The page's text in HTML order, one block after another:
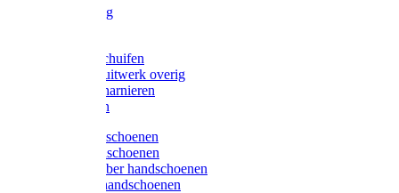
Bouwbeslag
Grendels/schuifen
Hang en sluitwerk overig
Hengen/scharnieren
Scharnieren
Latex handschoenen
Leren handschoenen
PVC / Rubber handschoenen
Katoenen handschoenen